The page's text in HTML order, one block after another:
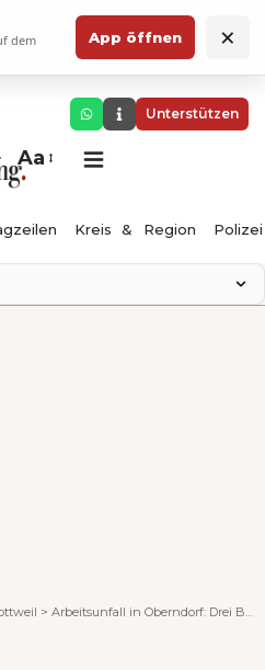
dem
App öffnen ×
Unterstützen
Aa
Kreis & Region Polizei
> Arbeitsunfall in Oberndorf: Drei Beschäftigte bei Explosion in Betrieb schwer verletzt